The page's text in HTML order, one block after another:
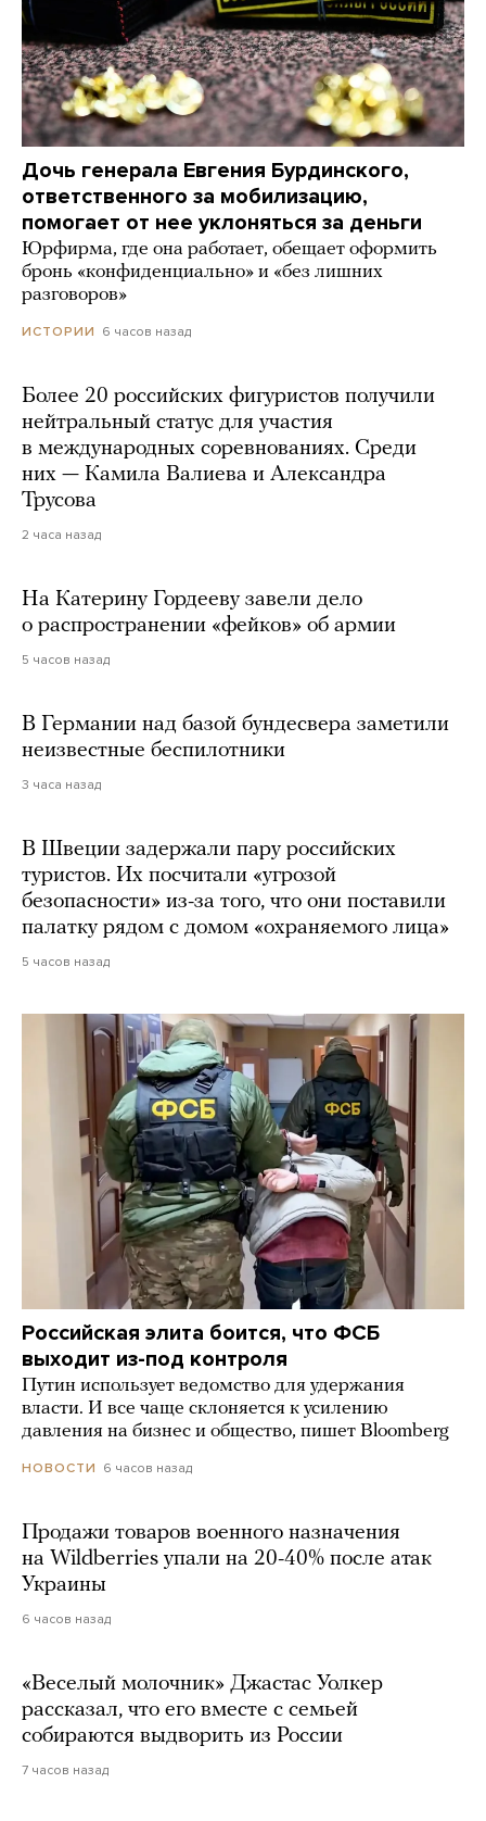
Дочь генерала Евгения Бурдинского,
ответственного за мобилизацию,
помогает от нее уклоняться за деньги
Юрфирма, где она работает, обещает оформить
бронь «конфиденциально» и «без лишних
разговоров»
ИСТОРИИ 6 часов назад
Более 20 российских фигуристов получили
нейтральный статус для участия
в международных соревнованиях. Среди
них — Камила Валиева и Александра
Трусова
2 часа назад
На Катерину Гордееву завели дело
о распространении «фейков» об армии
5 часов назад
В Германии над базой бундесвера заметили
неизвестные беспилотники
3 часа назад
В Швеции задержали пару российских
туристов. Их посчитали «угрозой
безопасности» из-за того, что они поставили
палатку рядом с домом «охраняемого лица»
5 часов назад
Российская элита боится, что ФСБ
выходит из-под контроля
Путин использует ведомство для удержания
власти. И все чаще склоняется к усилению
давления на бизнес и общество, пишет Bloomberg
НОВОСТИ 6 часов назад
Продажи товаров военного назначения
на Wildberries упали на 20-40% после атак
Украины
6 часов назад
«Веселый молочник» Джастас Уолкер
рассказал, что его вместе с семьей
собираются выдворить из России
7 часов назад